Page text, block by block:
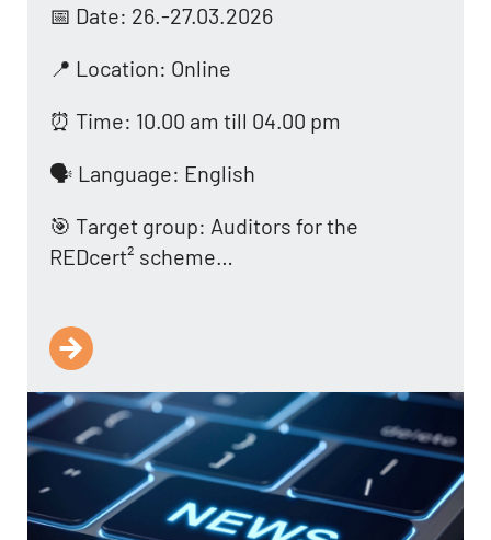
📅 Date: 26.-27.03.2026
📍 Location: Online
⏰ Time: 10.00 am till 04.00 pm
🗣️ Language: English
🎯 Target group: Auditors for the
REDcert² scheme…